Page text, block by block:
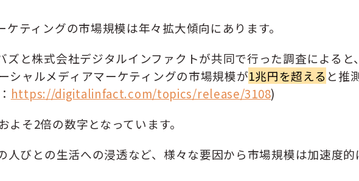
ティングの市場規模は年々拡大傾向にあります。
と株式会社デジタルインファクトが共同で行った調査によると、
シャルメディアマーケティングの市場規模が1兆円を超える と推
https://digitalinfact.com/topics/release/3108)
よそ2倍の数字となっています。
人びとの生活への浸透など、様々な要因から市場規模は加速度的